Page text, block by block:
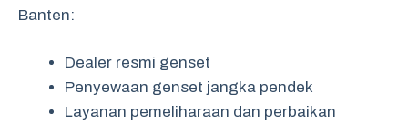
Banten:
Dealer resmi genset
Penyewaan genset jangka pendek
Layanan pemeliharaan dan perbaikan